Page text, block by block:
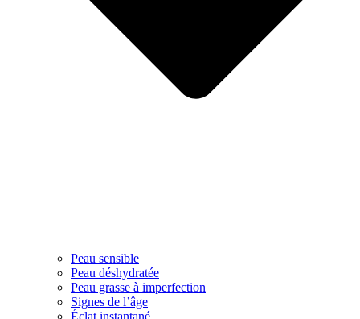
Peau sensible
Peau déshydratée
Peau grasse à imperfection
Signes de l’âge